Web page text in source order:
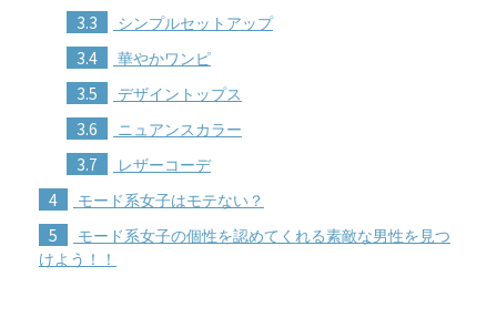
3.3 シンプルセットアップ
3.4 華やかワンピ
3.5 デザイントップス
3.6 ニュアンスカラー
3.7 レザーコーデ
4 モード系女子はモテない？
5
モード系女子の個性を認めてくれる素敵な男性を見つ
けよう！！